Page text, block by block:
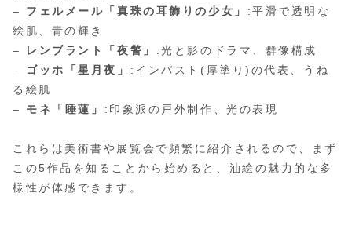
– フェルメール「真珠の耳飾りの少女」 :平滑で透明な
絵肌、青の輝き
–
レンブラント「夜警」 :光と影のドラマ、群像構成
–
ゴッホ「星月夜」 :インパスト(厚塗り)の代表、うね
る絵肌
– モネ「睡蓮」 :印象派の戸外制作、光の表現
これらは美術書や展覧会で頻繁に紹介されるので、まず
この5作品を知ることから始めると、油絵の魅力的な多
様性が体感できます。